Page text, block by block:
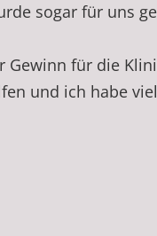
sogar für uns
Gewinn für die
und ich habe